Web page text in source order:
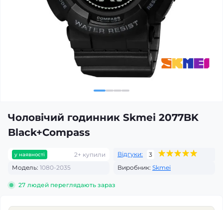
Чоловічий годинник Skmei 2077BK
Black+Compass
у наявності 2+ купили Відгуки:
3
Модель: 1080-2035 Виробник: Skmei
27 людей переглядають зараз